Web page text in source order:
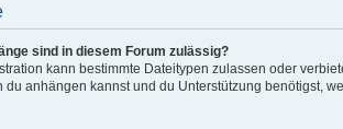
sind in diesem Forum zulässig?
kann bestimmte Dateitypen zulassen oder
du anhängen kannst und du Unterstützung benötigst,